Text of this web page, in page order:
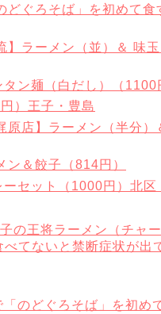
どぐろそば」を初めて
】ラーメン（並）＆ 味
タン麺（白だし）（
）王子・豊島
原店】ラーメン（半分）
ン＆餃子（814円）
ーセット（1000円）北区
の王将ラーメン（チャ
てないと禁断症状が出
のどぐろそば」を初め